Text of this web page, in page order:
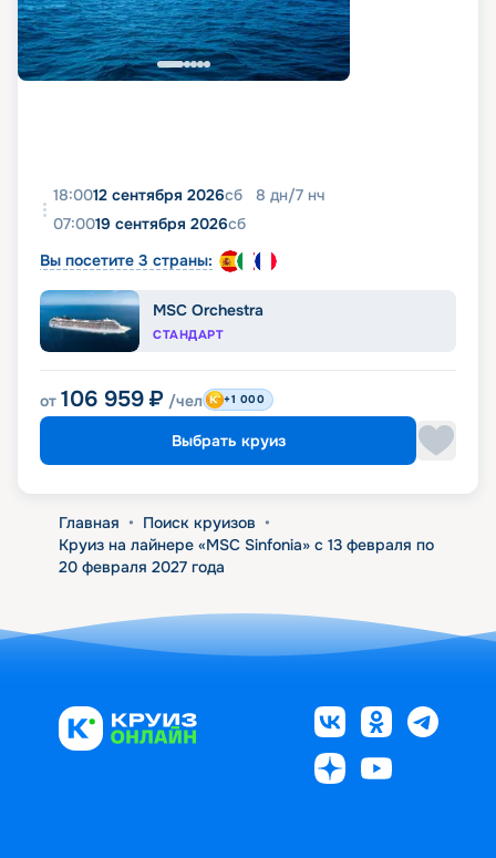
18:0012 сентября 2026сб 8 дн/7 нч
07:0019 сентября 2026сб
Вы посетите 3 страны:
MSC Orchestra
СТАНДАРТ
от 106 959 ₽ /чел +1 000
Выбрать круиз
Главная • Поиск круизов •
Круиз на лайнере «MSC Sinfonia» с 13 февраля по
20 февраля 2027 года